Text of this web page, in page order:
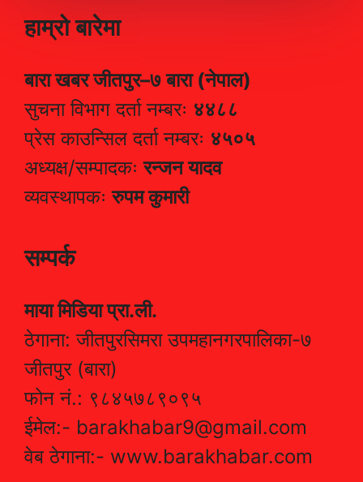
हाम्रो बारेमा
बारा खबर जीतपुर–७ बारा (नेपाल)
सुचना विभाग दर्ता नम्बरः ४४८८
प्रेस काउन्सिल दर्ता नम्बरः ४५०५
अध्यक्ष/सम्पादकःरन्जन यादव
व्यवस्थापकःरुपम कुमारी
सम्पर्क
माया मिडिया प्रा.ली.
ठेगाना: जीतपुरसिमरा उपमहानगरपालिका-७
जीतपुर (बारा)
फोन नं.: ९८४५७८९०९५
ईमेल:- barakhabar9@gmail.com
वेब ठेगाना:- www.barakhabar.com